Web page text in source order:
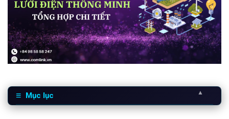
Mục lục ▲